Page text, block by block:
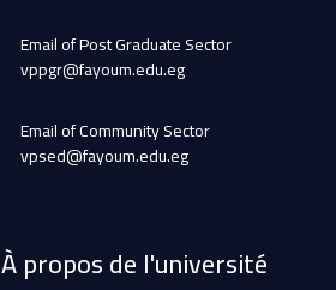
Email of Post Graduate Sector
vppgr@fayoum.edu.eg
Email of Community Sector
vpsed@fayoum.edu.eg
À propos de l'université